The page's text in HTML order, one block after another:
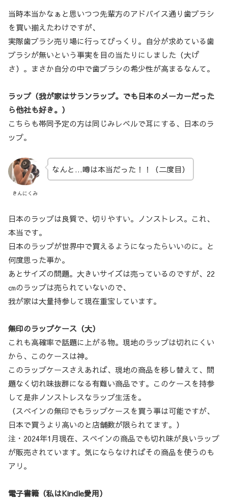
当時本当かなぁと思いつつ先輩方のアドバイス通り歯ブラシ
を買い揃えたわけですが、
実際歯ブラシ売り場に行ってびっくり。自分が求めている歯
ブラシが無いという事実を目の当たりにしました（大げ
さ）。まさか自分の中で歯ブラシの希少性が高まるなんて。
ラップ（我が家はサランラップ。でも日本のメーカーだった
ら他社も好き。）
こちらも帯同予定の方は同じみレベルで耳にする、日本のラ
ップ。
きんにくみ
なんと…噂は本当だった！！（二度目）
日本のラップは良質で、切りやすい。ノンストレス。これ、
本当です。
日本のラップが世界中で買えるようになったらいいのに。と
何度思った事か。
あとサイズの問題。大きいサイズは売っているのですが、22
㎝のラップは売られていないので、
我が家は大量持参して現在重宝しています。
無印のラップケース（大）
これも高確率で話題に上がる物。現地のラップは切れにくい
から、このケースは神。
このラップケースさえあれば、現地の商品を移し替えて、問
題なく切れ味抜群になる有難い商品です。このケースを持参
して是非ノンストレスなラップ生活を。
（スペインの無印でもラップケースを買う事は可能ですが、
日本で買うより高いのと店舗数が限られてます。）
注・2024年1月現在、スペインの商品でも切れ味が良いラップ
が販売されています。気にならなければその商品を使うのも
アリ。
電子書籍（私はKindle愛用）